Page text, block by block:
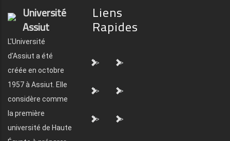
Université
Assiut
L'Université
d'Assiut a été
créée en octobre
1957 à Assiut. Elle
considère comme
la première
université de Haute
Liens
Rapides
"> ">
"> ">
"> ">